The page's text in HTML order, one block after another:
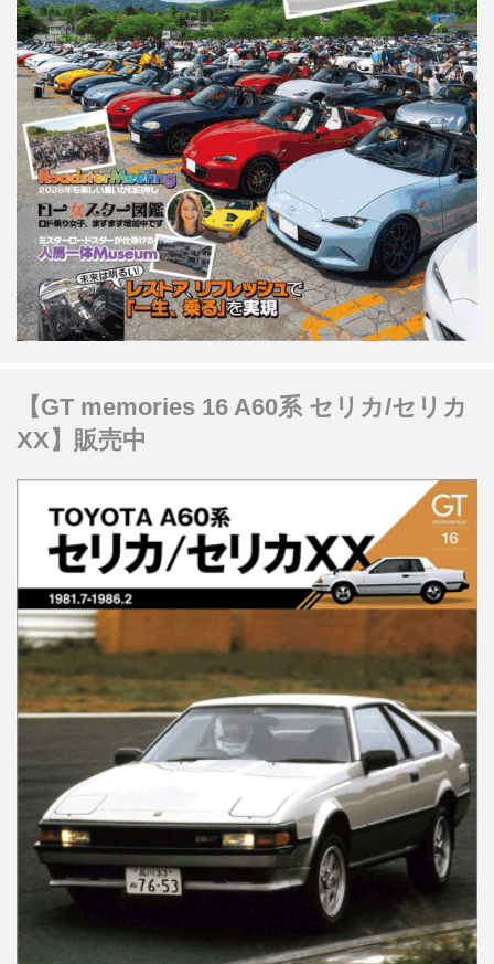
【GT memories 16 A60系 セリカ/セリカ
XX】販売中